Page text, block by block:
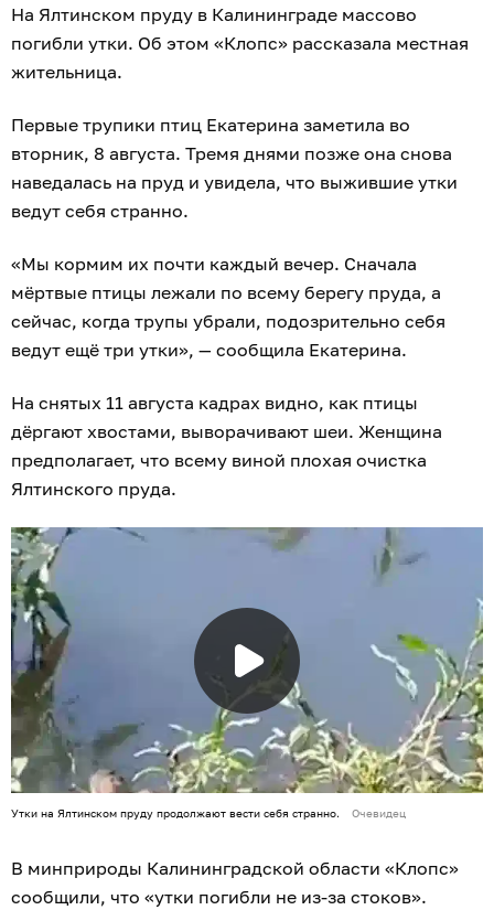
На Ялтинском пруду в Калининграде массово
погибли утки. Об этом «Клопс» рассказала местная
жительница.
Первые трупики птиц Екатерина заметила во
вторник, 8 августа. Тремя днями позже она снова
наведалась на пруд и увидела, что выжившие утки
ведут себя странно.
«Мы кормим их почти каждый вечер. Сначала
мёртвые птицы лежали по всему берегу пруда, а
сейчас, когда трупы убрали, подозрительно себя
ведут ещё три утки», — сообщила Екатерина.
На снятых 11 августа кадрах видно, как птицы
дёргают хвостами, выворачивают шеи. Женщина
предполагает, что всему виной плохая очистка
Ялтинского пруда.
Утки на Ялтинском пруду продолжают вести себя странно. Очевидец
В минприроды Калининградской области «Клопс»
сообщили, что «утки погибли не из-за стоков».